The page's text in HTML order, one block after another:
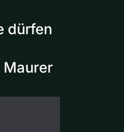
dürfen